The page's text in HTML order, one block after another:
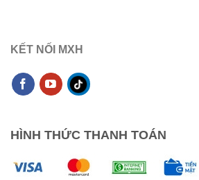
KẾT NỐI MXH
HÌNH THỨC THANH TOÁN